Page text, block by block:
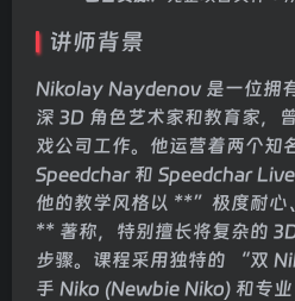
讲师背景
Nikolay Naydenov 是一位拥
深 3D 角色艺术家和教育家，
戏公司工作。他运营着两个知
Speedchar 和 Speedchar Live
他的教学风格以 **”极度耐心
** 著称，特别擅长将复杂的
步骤。课程采用独特的 “双
手 Niko (Newbie Niko) 和专